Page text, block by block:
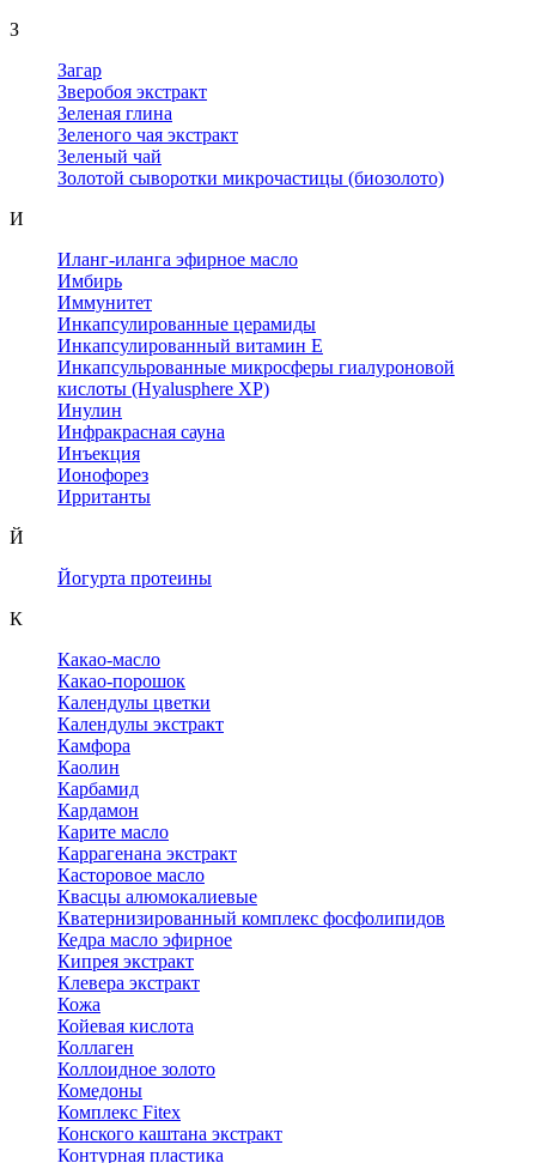
З
Загар
Зверобоя экстракт
Зеленая глина
Зеленого чая экстракт
Зеленый чай
Золотой сыворотки микрочастицы (биозолото)
И
Иланг-иланга эфирное масло
Имбирь
Иммунитет
Инкапсулированные церамиды
Инкапсулированный витамин Е
Инкапсульрованные микросферы гиалуроновой
кислоты (Hyalusphere XP)
Инулин
Инфракрасная сауна
Инъекция
Ионофорез
Ирританты
Й
Йогурта протеины
К
Какао-масло
Какао-порошок
Календулы цветки
Календулы экстракт
Камфора
Каолин
Карбамид
Кардамон
Карите масло
Каррагенана экстракт
Касторовое масло
Квасцы алюмокалиевые
Кватернизированный комплекс фосфолипидов
Кедра масло эфирное
Кипрея экстракт
Клевера экстракт
Кожа
Койевая кислота
Коллаген
Коллоидное золото
Комедоны
Комплекс Fitex
Конского каштана экстракт
Контурная пластика